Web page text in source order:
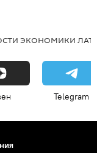
ЭКОНОМИКИ
Telegram